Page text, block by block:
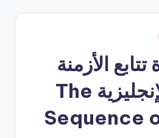
الأزمنة
في اللغة الإنجليزية The
Sequence